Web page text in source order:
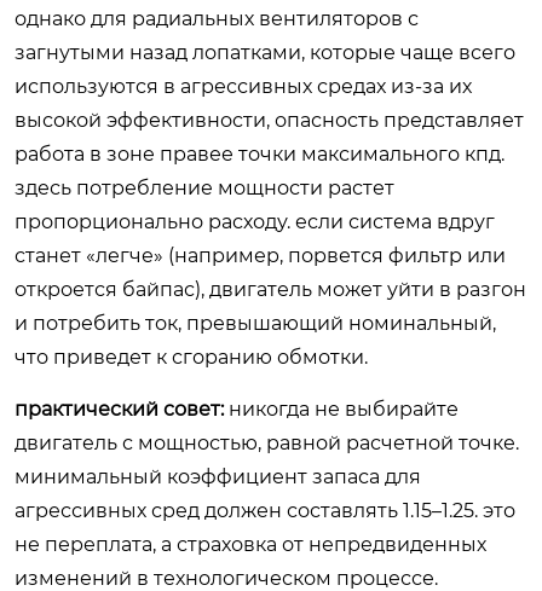
однако для радиальных вентиляторов с
загнутыми назад лопатками, которые чаще всего
используются в агрессивных средах из-за их
высокой эффективности, опасность представляет
работа в зоне правее точки максимального кпд.
здесь потребление мощности растет
пропорционально расходу. если система вдруг
станет «легче» (например, порвется фильтр или
откроется байпас), двигатель может уйти в разгон
и потребить ток, превышающий номинальный,
что приведет к сгоранию обмотки.
практический совет:никогда не выбирайте
двигатель с мощностью, равной расчетной точке.
минимальный коэффициент запаса для
агрессивных сред должен составлять 1.15–1.25. это
не переплата, а страховка от непредвиденных
изменений в технологическом процессе.